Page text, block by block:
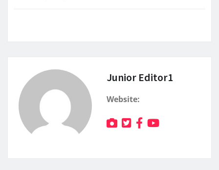
Junior Editor1
Website: